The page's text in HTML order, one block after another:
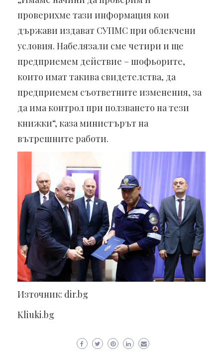
проверихме тази информация кои
държави издават СУПМС при облекчени
условия. Набелязали сме четири и ще
предприемем действие – шофьорите,
които имат такива свидетелства, да
предприемем съответните изменения, за
да има контрол при ползването на тези
книжки“, каза министърът на
вътрешните работи.
Източник: dir.bg
Kliuki.bg